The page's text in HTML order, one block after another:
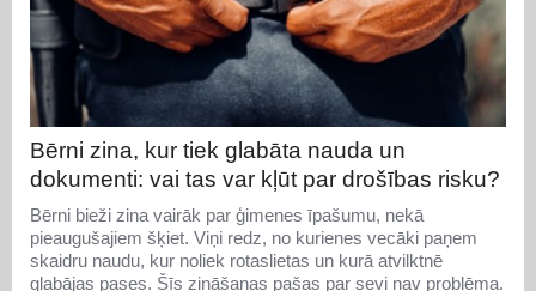
Bērni zina, kur tiek glabāta nauda un
dokumenti: vai tas var kļūt par drošības risku?
Bērni bieži zina vairāk par ģimenes īpašumu, nekā
pieaugušajiem šķiet. Viņi redz, no kurienes vecāki paņem
skaidru naudu, kur noliek rotaslietas un kurā atvilktnē
glabājas pases. Šīs zināšanas pašas par sevi nav problēma.